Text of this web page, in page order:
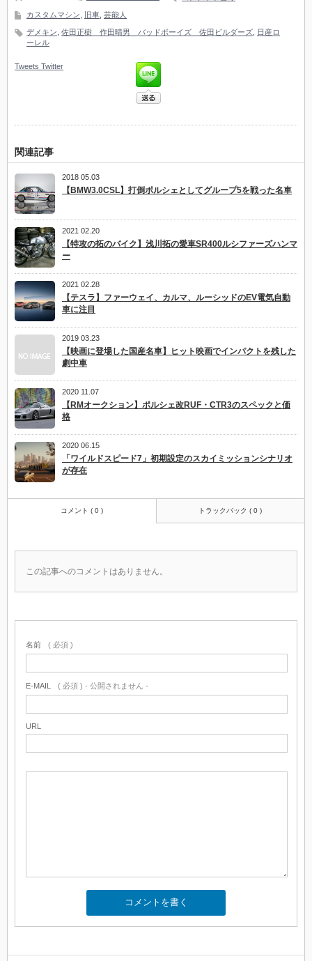
カスタムマシン 旧車 芸能人
デメキン 佐田正樹 作田晴男 バッドボーイズ 佐田ビルダーズ 日産ロ
ーレル
Tweets Twitter
関連記事
2018 05.03
【BMW3.0CSL】打倒ポルシェとしてグループ5を戦った名車
2021 02.20
【特攻の拓のバイク】浅川拓の愛車SR400ルシファーズハンマ
ー
2021 02.28
【テスラ】ファーウェイ、カルマ、ルーシッドのEV電気自動
車に注目
2019 03.23
【映画に登場した国産名車】ヒット映画でインパクトを残した
劇中車
2020 11.07
【RMオークション】ポルシェ改RUF・CTR3のスペックと価
格
2020 06.15
「ワイルドスピード7」初期設定のスカイミッションシナリオ
が存在
コメント ( 0 ) トラックバック ( 0 )
この記事へのコメントはありません。
名前 ( 必須 )
E-MAIL ( 必須 ) - 公開されません -
URL